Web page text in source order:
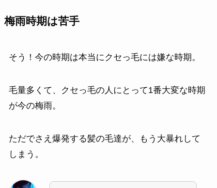
梅雨時期は苦手
そう！今の時期は本当にクセっ毛には嫌な時期。
毛量多くて、クセっ毛の人にとって1番大変な時期
が今の梅雨。
ただでさえ爆発する髪の毛達が、もう大暴れして
しまう。